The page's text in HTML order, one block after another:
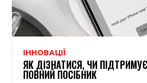
ІННОВАЦІЇ
ЯК ДІЗНАТИСЯ, ЧИ
ПОВНИЙ ПОСІБНИК